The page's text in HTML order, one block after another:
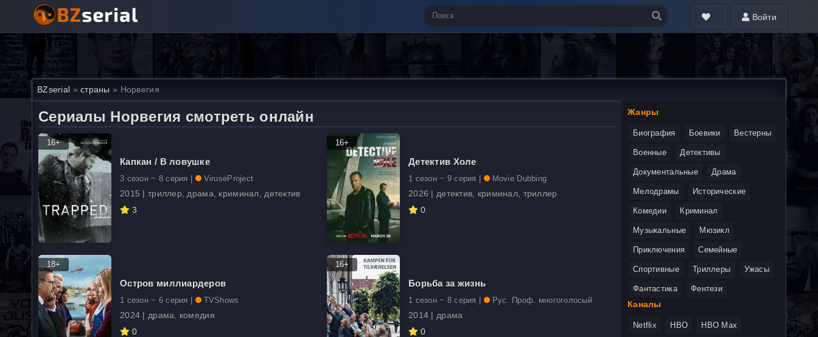
Войти
BZserial »страны » Норвегия
Сериалы Норвегия смотреть онлайн
16+
Капкан / В ловушке
3 сезон ~ 8 серия | ViruseProject
2015 | триллер, драма, криминал, детектив
3
16+
Детектив Холе
1 сезон ~ 9 серия | Movie Dubbing
2026 | детектив, криминал, триллер
0
18+
Остров миллиардеров
1 сезон ~ 6 серия | TVShows
2024 | драма, комедия
0
16+
Борьба за жизнь
1 сезон ~ 8 серия | Рус. Проф. многоголосый
2014 | драма
0
Жанры
Биография Боевики Вестерны
Военные Детективы
Документальные Драма
Мелодрамы Исторические
Комедии Криминал
Музыкальные Мюзикл
Приключения Семейные
Спортивные Триллеры Ужасы
Фантастика Фентези
Каналы
Netflix HBO HBO Max